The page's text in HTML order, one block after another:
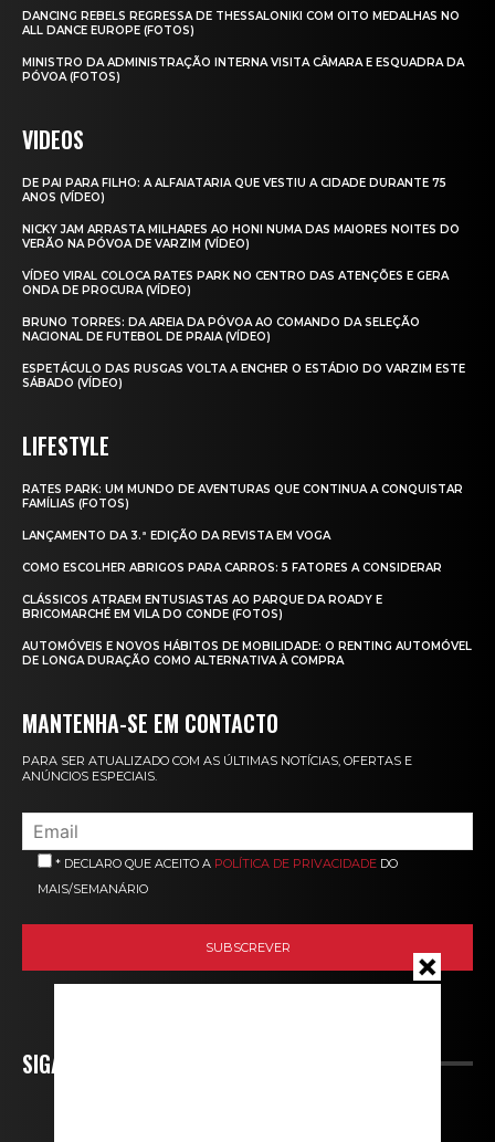
DANCING REBELS REGRESSA DE THESSALONIKI COM OITO MEDALHAS NO
ALL DANCE EUROPE (FOTOS)
MINISTRO DA ADMINISTRAÇÃO INTERNA VISITA CÂMARA E ESQUADRA DA
PÓVOA (FOTOS)
VIDEOS
DE PAI PARA FILHO: A ALFAIATARIA QUE VESTIU A CIDADE DURANTE 75
ANOS (VÍDEO)
NICKY JAM ARRASTA MILHARES AO HONI NUMA DAS MAIORES NOITES DO
VERÃO NA PÓVOA DE VARZIM (VÍDEO)
VÍDEO VIRAL COLOCA RATES PARK NO CENTRO DAS ATENÇÕES E GERA
ONDA DE PROCURA (VÍDEO)
BRUNO TORRES: DA AREIA DA PÓVOA AO COMANDO DA SELEÇÃO
NACIONAL DE FUTEBOL DE PRAIA (VÍDEO)
ESPETÁCULO DAS RUSGAS VOLTA A ENCHER O ESTÁDIO DO VARZIM ESTE
SÁBADO (VÍDEO)
LIFESTYLE
RATES PARK: UM MUNDO DE AVENTURAS QUE CONTINUA A CONQUISTAR
FAMÍLIAS (FOTOS)
LANÇAMENTO DA 3.ª EDIÇÃO DA REVISTA EM VOGA
COMO ESCOLHER ABRIGOS PARA CARROS: 5 FATORES A CONSIDERAR
CLÁSSICOS ATRAEM ENTUSIASTAS AO PARQUE DA ROADY E
BRICOMARCHÉ EM VILA DO CONDE (FOTOS)
AUTOMÓVEIS E NOVOS HÁBITOS DE MOBILIDADE: O RENTING AUTOMÓVEL
DE LONGA DURAÇÃO COMO ALTERNATIVA À COMPRA
MANTENHA-SE EM CONTACTO
PARA SER ATUALIZADO COM AS ÚLTIMAS NOTÍCIAS, OFERTAS E
ANÚNCIOS ESPECIAIS.
* DECLARO QUE ACEITO A POLÍTICA DE PRIVACIDADE DO
MAIS/SEMANÁRIO
SIGA-NOS